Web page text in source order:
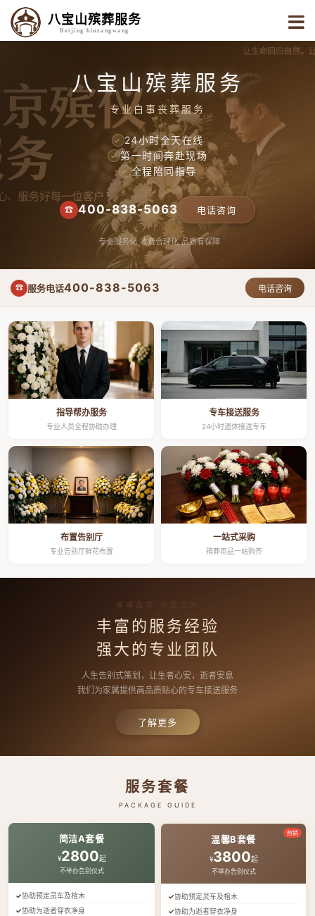
八宝山殡葬服务
Beijing binzangwang
八宝山殡葬服务
专业白事丧葬服务
✓ 24小时全天在线
✓ 第一时间奔赴现场
✓ 全程陪同指导
☎ 400-838-5063 电话咨询
专业服务化 收费合理化 品质有保障
☎ 服务电话400-838-5063 电话咨询
指导帮办服务
专业人员全程协助办理
专车接送服务
24小时遗体接送专车
布置告别厅
专业告别厅鲜花布置
一站式采购
殡葬用品一站购齐
高端品质 按需定制
丰富的服务经验
强大的专业团队
人生告别式策划，让生者心安，逝者安息
我们为家属提供高品质贴心的专车接送服务
了解更多
服务套餐
PACKAGE GUIDE
简洁A套餐
¥2800起
不举办告别仪式
协助预定灵车及棺木
协助为逝者穿衣净身
热销
温馨B套餐
¥3800起
不举办告别仪式
协助预定灵车及棺木
协助为逝者穿衣净身